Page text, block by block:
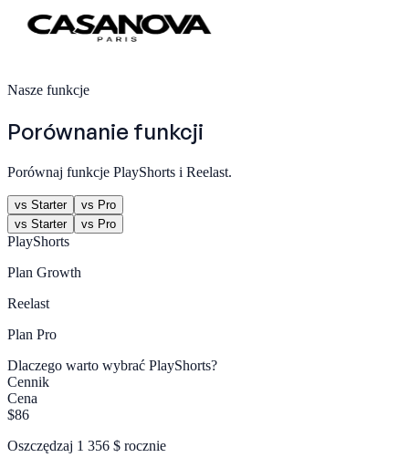
Nasze funkcje
Porównanie funkcji
Porównaj funkcje PlayShorts i Reelast.
vs Starter
vs Pro
vs Starter
vs Pro
PlayShorts
Plan Growth
Reelast
Plan Pro
Dlaczego warto wybrać PlayShorts?
Cennik
Cena
$86
Oszczędzaj 1 356 $ rocznie